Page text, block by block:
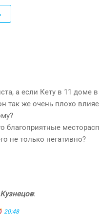
а если Кету в 11 доме
так же очень плохо
благоприятные
не только негативно?
:
20:48